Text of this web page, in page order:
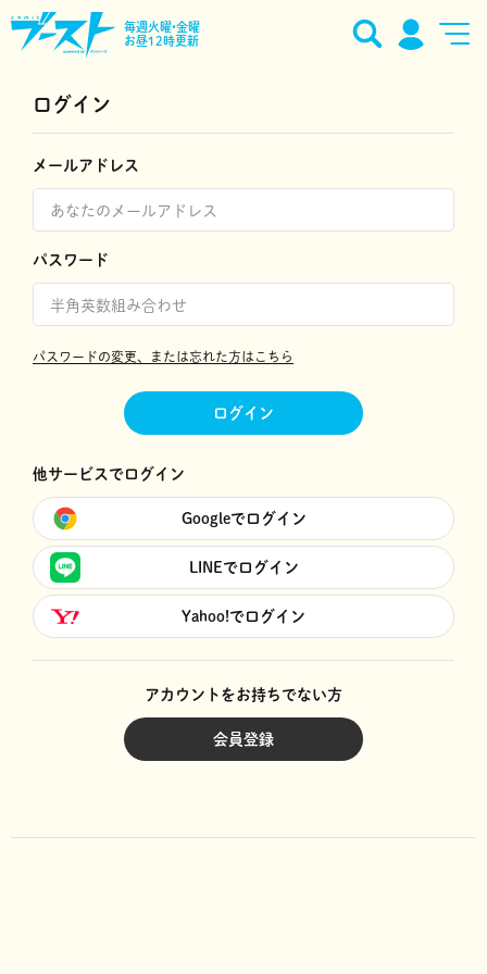
毎週火曜•金曜
お昼12時更新
ログイン
メールアドレス
パスワード
パスワードの変更、または忘れた方はこちら
ログイン
他サービスでログイン
Googleでログイン
LINEでログイン
Yahoo!でログイン
アカウントをお持ちでない方
会員登録